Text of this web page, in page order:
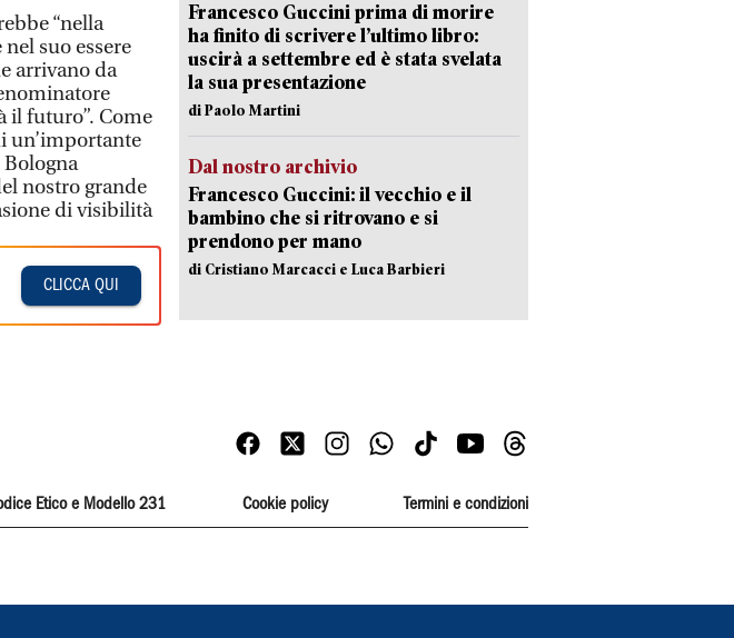
“nella
suo essere
arrivano da
il futuro”. Come
un’importante
Bologna
nostro grande
di visibilità
CLICCA QUI
Francesco Guccini prima di morire
ha finito di scrivere l’ultimo libro:
uscirà a settembre ed è stata svelata
la sua presentazione
di Paolo Martini
Dal nostro archivio
Francesco Guccini: il vecchio e il
bambino che si ritrovano e si
prendono per mano
di Cristiano Marcacci e Luca Barbieri
Etico e Modello 231 Cookie policy Termini e condizioni